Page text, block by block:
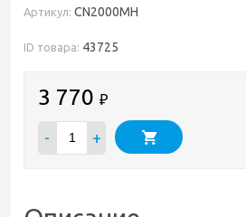
Артикул: CN2000MH
ID товара: 43725
3 770 ₽
- +